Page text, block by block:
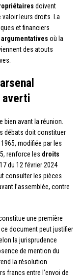
doivent
leurs droits. La
et financiers
où la
des atouts
averti
bien avant la réunion.
débats doit constituer
modifiée par les
renforce les droits
du 12 février 2024
consulter les pièces
l’assemblée, contre
une première
document peut justifier
la jurisprudence
de mention du
la résolution
francs entre l’envoi de